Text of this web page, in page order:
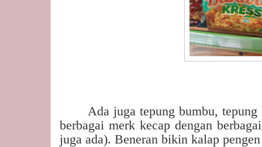
Ada juga tepung bumbu,
berbagai merk kecap dengan
juga ada). Beneran bikin kalap